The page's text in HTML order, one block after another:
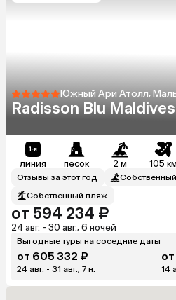
Южный Ари Атолл,
Radisson Blu Maldives
линия песок 2 м 105 км
Отзывы за этот год
Собственный пляж
от 594 234 ₽
24 авг. - 30 авг., 6 ночей
Выгодные туры на соседние даты
от 605 332 ₽
24 авг. - 31 авг., 7 н. 14